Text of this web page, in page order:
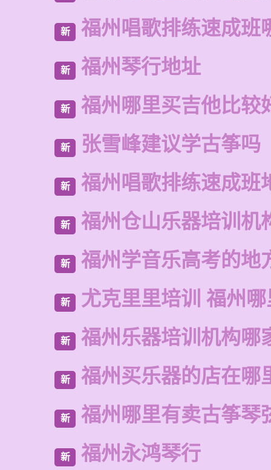
新 福州唱歌排练速成班
新 福州琴行地址
新 福州哪里买吉他比较
新 张雪峰建议学古筝吗
新 福州唱歌排练速成班
新 福州仓山乐器培训机
新 福州学音乐高考的地
新 尤克里里培训 福州
新 福州乐器培训机构哪
新 福州买乐器的店在哪
新 福州哪里有卖古筝琴
新 福州永鸿琴行